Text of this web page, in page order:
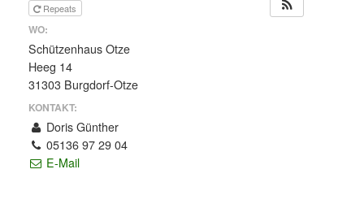
Repeats
WO:
Schützenhaus Otze
Heeg 14
31303 Burgdorf-Otze
KONTAKT:
Doris Günther
05136 97 29 04
E-Mail